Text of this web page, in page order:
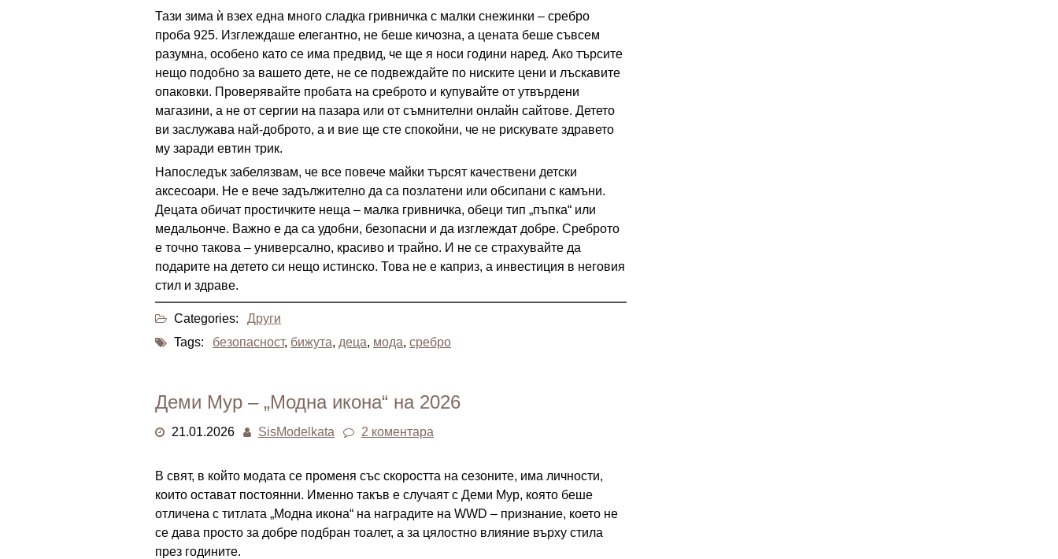
Тази зима ѝ взех една много сладка гривничка с малки снежинки – сребро
проба 925. Изглеждаше елегантно, не беше кичозна, а цената беше съвсем
разумна, особено като се има предвид, че ще я носи години наред. Ако търсите
нещо подобно за вашето дете, не се подвеждайте по ниските цени и лъскавите
опаковки. Проверявайте пробата на среброто и купувайте от утвърдени
магазини, а не от сергии на пазара или от съмнителни онлайн сайтове. Детето
ви заслужава най-доброто, а и вие ще сте спокойни, че не рискувате здравето
му заради евтин трик.
Напоследък забелязвам, че все повече майки търсят качествени детски
аксесоари. Не е вече задължително да са позлатени или обсипани с камъни.
Децата обичат простичките неща – малка гривничка, обеци тип „пъпка“ или
медальонче. Важно е да са удобни, безопасни и да изглеждат добре. Среброто
е точно такова – универсално, красиво и трайно. И не се страхувайте да
подарите на детето си нещо истинско. Това не е каприз, а инвестиция в неговия
стил и здраве.
Categories:
Други
Tags:
безопасност, бижута, деца, мода, сребро
Деми Мур – „Модна икона“ на 2026
21.01.2026 SisModelkata 2 коментара
В свят, в който модата се променя със скоростта на сезоните, има личности,
които остават постоянни. Именно такъв е случаят с Деми Мур, която беше
отличена с титлата „Модна икона“ на наградите на WWD – признание, което не
се дава просто за добре подбран тоалет, а за цялостно влияние върху стила
през годините.